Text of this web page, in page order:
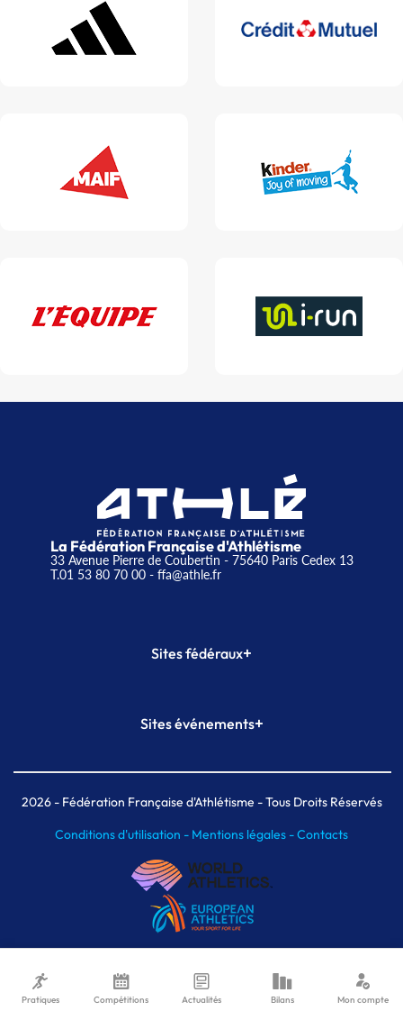
La Fédération Française d'Athlétisme
33 Avenue Pierre de Coubertin - 75640 Paris Cedex 13
T.01 53 80 70 00- ffa@athle.fr
Sites fédéraux+
Plateforme Formation
Sites événements+
Meeting de Paris indoor
MAIF Ekiden de Paris
2026- Fédération Française d'Athlétisme - Tous Droits Réservés
Conditions d'utilisation - Mentions légales -Contacts
Pratiques Compétitions Actualités Bilans Mon compte